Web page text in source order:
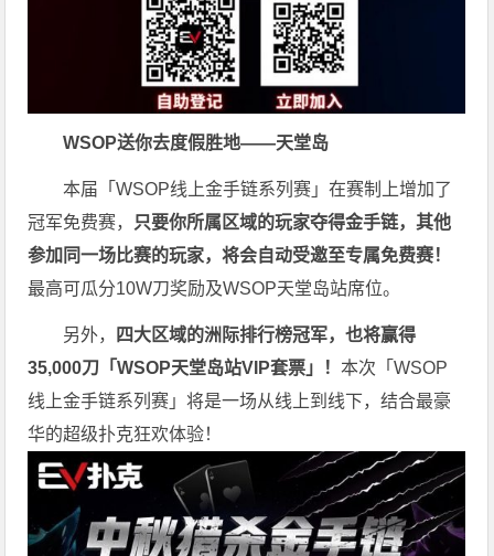
WSOP送你去度假胜地——天堂岛
本届「WSOP线上金手链系列赛」在赛制上增加了
冠军免费赛， 只要你所属区域的玩家夺得金手链，其他
参加同一场比赛的玩家，将会自动受邀至专属免费赛！
最高可瓜分10W刀奖励及WSOP天堂岛站席位。
另外，
四大区域的洲际排行榜冠军，也将赢得
35,000刀「WSOP天堂岛站VIP套票」！本次「WSOP
线上金手链系列赛」将是一场从线上到线下，结合最豪
华的超级扑克狂欢体验！